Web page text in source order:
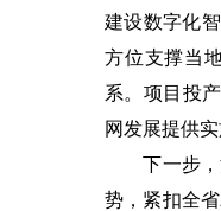
建设数字化
方位支撑当
系。项目投
网发展提供
下一步，江
势，紧扣全